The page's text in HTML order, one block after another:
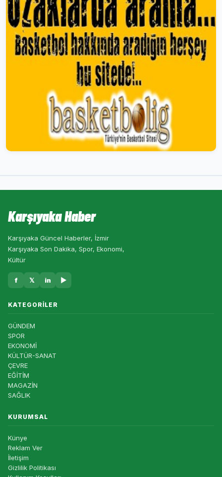
Karşıyaka Haber
Karşıyaka Güncel Haberler, İzmir
Karşıyaka Son Dakika, Spor, Ekonomi,
Kültür
f 𝕏 in ▶
KATEGORILER
GÜNDEM
SPOR
EKONOMİ
KÜLTÜR-SANAT
ÇEVRE
EĞİTİM
MAGAZİN
SAĞLIK
KURUMSAL
Künye
Reklam Ver
İletişim
Gizlilik Politikası